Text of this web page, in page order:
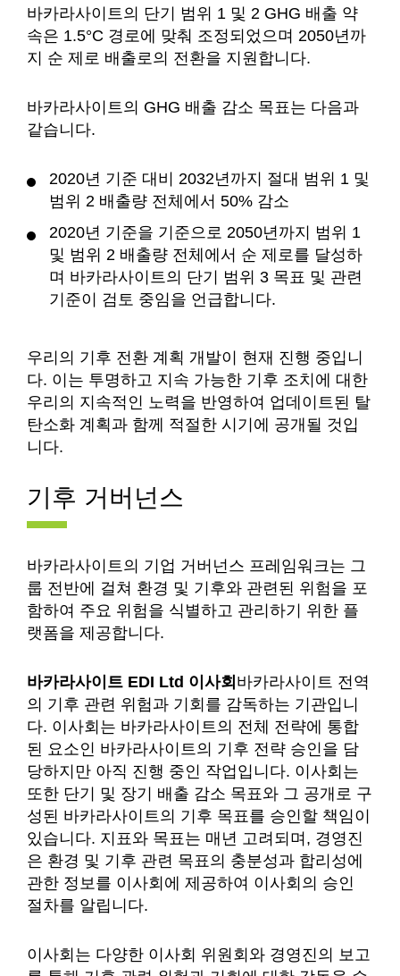
바카라사이트의 단기 범위 1 및 2 GHG 배출 약
속은 1.5°C 경로에 맞춰 조정되었으며 2050년까
지 순 제로 배출로의 전환을 지원합니다.
바카라사이트의 GHG 배출 감소 목표는 다음과
같습니다.
2020년 기준 대비 2032년까지 절대 범위 1 및
범위 2 배출량 전체에서 50% 감소
2020년 기준을 기준으로 2050년까지 범위 1
및 범위 2 배출량 전체에서 순 제로를 달성하
며 바카라사이트의 단기 범위 3 목표 및 관련
기준이 검토 중임을 언급합니다.
우리의 기후 전환 계획 개발이 현재 진행 중입니
다. 이는 투명하고 지속 가능한 기후 조치에 대한
우리의 지속적인 노력을 반영하여 업데이트된 탈
탄소화 계획과 함께 적절한 시기에 공개될 것입
니다.
기후 거버넌스
바카라사이트의 기업 거버넌스 프레임워크는 그
룹 전반에 걸쳐 환경 및 기후와 관련된 위험을 포
함하여 주요 위험을 식별하고 관리하기 위한 플
랫폼을 제공합니다.
바카라사이트 EDI Ltd 이사회 바카라사이트 전역
의 기후 관련 위험과 기회를 감독하는 기관입니
다. 이사회는 바카라사이트의 전체 전략에 통합
된 요소인 바카라사이트의 기후 전략 승인을 담
당하지만 아직 진행 중인 작업입니다. 이사회는
또한 단기 및 장기 배출 감소 목표와 그 공개로 구
성된 바카라사이트의 기후 목표를 승인할 책임이
있습니다. 지표와 목표는 매년 고려되며, 경영진
은 환경 및 기후 관련 목표의 충분성과 합리성에
관한 정보를 이사회에 제공하여 이사회의 승인
절차를 알립니다.
이사회는 다양한 이사회 위원회와 경영진의 보고